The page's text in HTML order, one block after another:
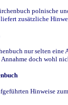
polnische
liefert zusätzliche
nur selten eine
doch wohl
Hinweise